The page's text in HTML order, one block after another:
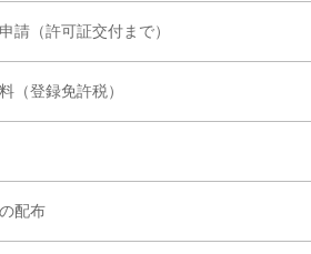
請（許可証交付まで）
（登録免許税）
配布